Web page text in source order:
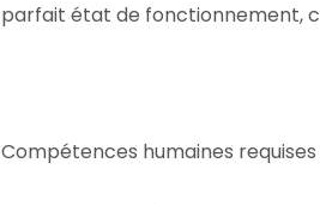
parfait état de fonctionnement,
Compétences humaines requises